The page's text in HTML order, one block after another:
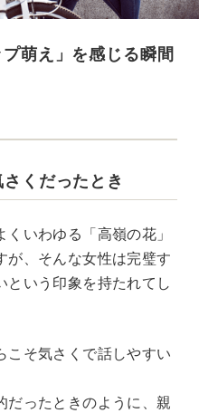
萌え」を感じる瞬間
くだったとき
いわゆる「高嶺の花」
が、そんな女性は完璧す
という印象を持たれてし
こそ気さくで話しやすい
だったときのように、親